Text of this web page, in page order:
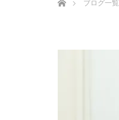
ブログ一覧